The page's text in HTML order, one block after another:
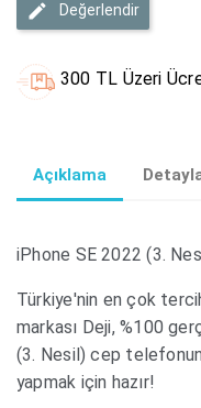
Değerlendir
300 TL Üzeri
Açıklama
iPhone SE 2022 (3.
Türkiye'nin en çok
markası Deji, %100
(3. Nesil) cep
yapmak için hazır!